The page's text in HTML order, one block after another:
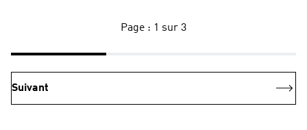
Page : 1 sur 3
Suivant